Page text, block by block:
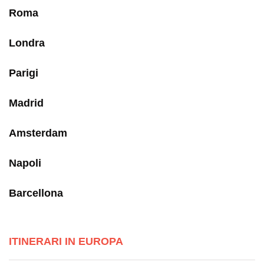
Roma
Londra
Parigi
Madrid
Amsterdam
Napoli
Barcellona
ITINERARI IN EUROPA